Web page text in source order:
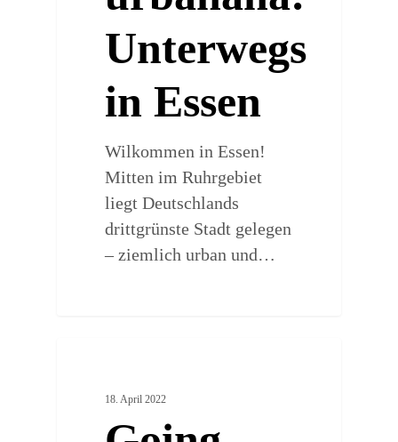
Unterwegs
in Essen
Wilkommen in Essen!
Mitten im Ruhrgebiet
liegt Deutschlands
drittgrünste Stadt gelegen
– ziemlich urban und…
18. April 2022